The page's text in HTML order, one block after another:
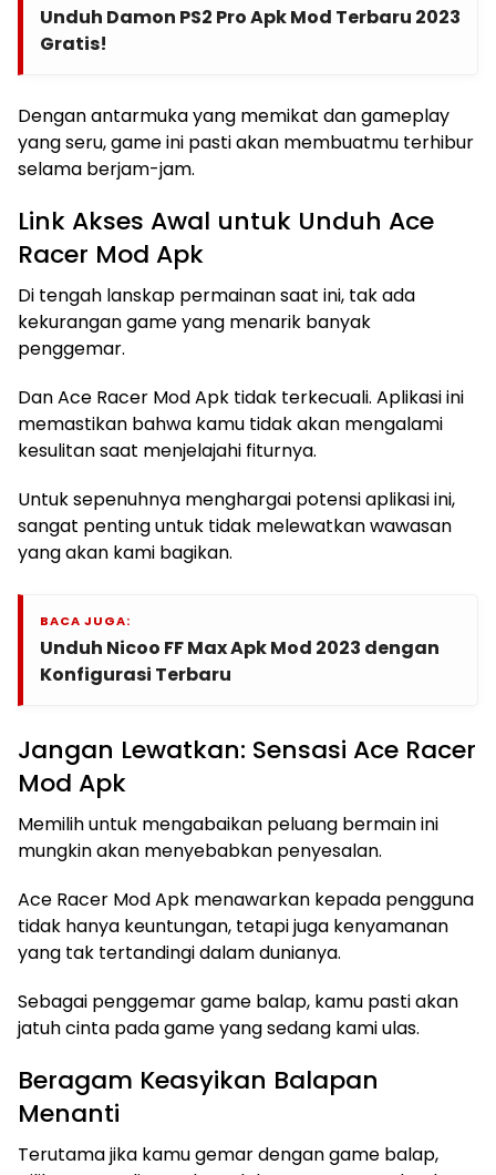
Unduh Damon PS2 Pro Apk Mod Terbaru 2023
Gratis!
Dengan antarmuka yang memikat dan gameplay
yang seru, game ini pasti akan membuatmu terhibur
selama berjam-jam.
Link Akses Awal untuk Unduh Ace
Racer Mod Apk
Di tengah lanskap permainan saat ini, tak ada
kekurangan game yang menarik banyak
penggemar.
Dan Ace Racer Mod Apk tidak terkecuali. Aplikasi ini
memastikan bahwa kamu tidak akan mengalami
kesulitan saat menjelajahi fiturnya.
Untuk sepenuhnya menghargai potensi aplikasi ini,
sangat penting untuk tidak melewatkan wawasan
yang akan kami bagikan.
BACA JUGA:
Unduh Nicoo FF Max Apk Mod 2023 dengan
Konfigurasi Terbaru
Jangan Lewatkan: Sensasi Ace Racer
Mod Apk
Memilih untuk mengabaikan peluang bermain ini
mungkin akan menyebabkan penyesalan.
Ace Racer Mod Apk menawarkan kepada pengguna
tidak hanya keuntungan, tetapi juga kenyamanan
yang tak tertandingi dalam dunianya.
Sebagai penggemar game balap, kamu pasti akan
jatuh cinta pada game yang sedang kami ulas.
Beragam Keasyikan Balapan
Menanti
Terutama jika kamu gemar dengan game balap,